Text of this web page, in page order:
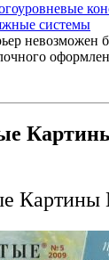
системы
невозможен
Картины